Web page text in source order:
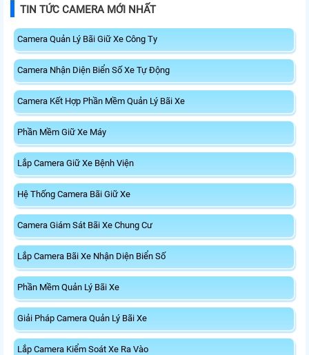
TIN TỨC CAMERA MỚI NHẤT
Camera Quản Lý Bãi Giữ Xe Công Ty
Camera Nhận Diện Biển Số Xe Tự Động
Camera Kết Hợp Phần Mềm Quản Lý Bãi Xe
Phần Mềm Giữ Xe Máy
Lắp Camera Giữ Xe Bệnh Viện
Hệ Thống Camera Bãi Giữ Xe
Camera Giám Sát Bãi Xe Chung Cư
Lắp Camera Bãi Xe Nhận Diện Biển Số
Phần Mềm Quản Lý Bãi Xe
Giải Pháp Camera Quản Lý Bãi Xe
Lắp Camera Kiểm Soát Xe Ra Vào